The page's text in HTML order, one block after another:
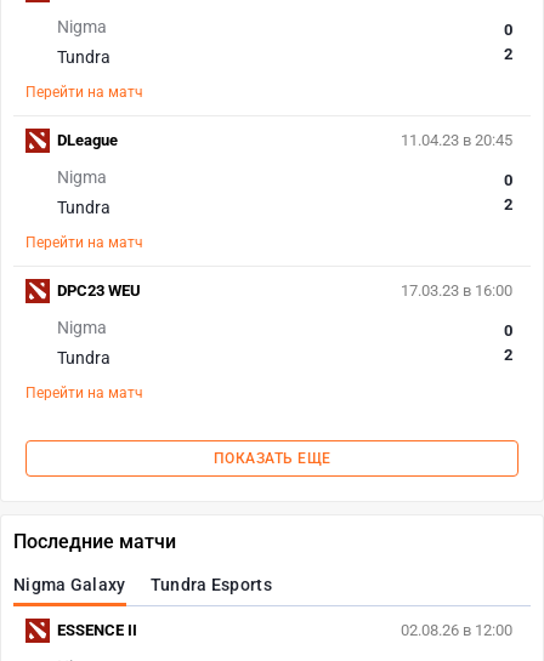
Nigma
Tundra
0
2
Перейти на матч
11.04.23 в 20:45
Nigma
Tundra
0
2
Перейти на матч
DLeague
17.03.23 в 16:00
Nigma
Tundra
0
2
Перейти на матч
DPC23 WEU
ПОКАЗАТЬ ЕЩЕ
Последние матчи
Nigma Galaxy Tundra Esports
02.08.26 в 12:00
ESSENCE II